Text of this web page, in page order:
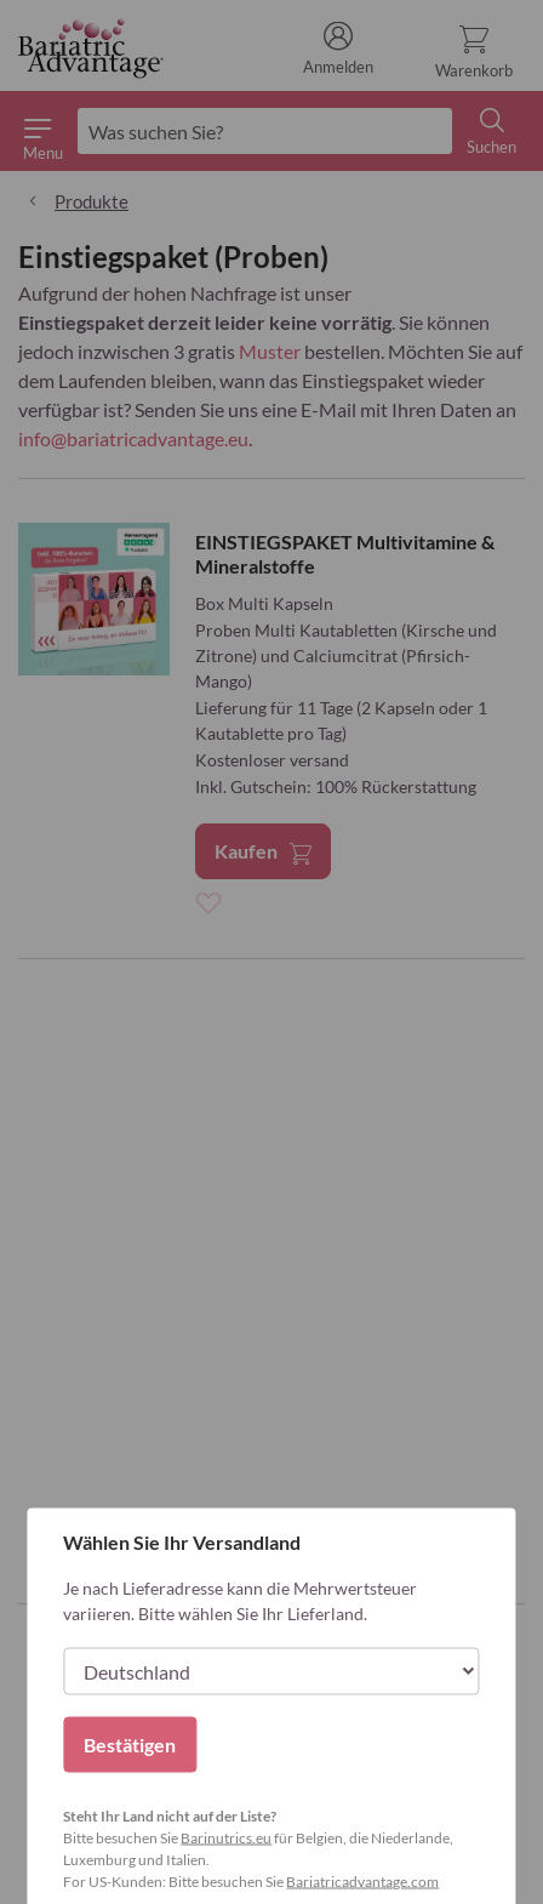
Menu
Suchen
Warenkorb
Anmelden
Produkte
Einstiegspaket (Proben)
Aufgrund der hohen Nachfrage ist unser
Einstiegspaketderzeit leider keine vorrätig. Sie können
jedoch inzwischen 3 gratis Muster bestellen. Möchten Sie auf
dem Laufenden bleiben, wann das Einstiegspaket wieder
verfügbar ist? Senden Sie uns eine E-Mail mit Ihren Daten an
info@bariatricadvantage.eu.
EINSTIEGSPAKET Multivitamine &
Mineralstoffe
Box Multi Kapseln
Proben Multi Kautabletten (Kirsche und
Zitrone) und Calciumcitrat (Pfirsich-
Mango)
Lieferung für 11 Tage (2 Kapseln oder 1
Kautablette pro Tag)
Kostenloser versand
Inkl. Gutschein: 100% Rückerstattung
Kaufen
Warum Bariatric Advantage wählen?
Wählen Sie Ihr Versandland
Je nach Lieferadresse kann die Mehrwertsteuer
variieren. Bitte wählen Sie Ihr Lieferland.
Bestätigen
Steht Ihr Land nicht auf der Liste?
Bitte besuchen Sie Barinutrics.eu für Belgien, die Niederlande,
Luxemburg und Italien.
For US-Kunden: Bitte besuchen Sie Bariatricadvantage.com